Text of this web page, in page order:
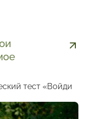
тест «Войди